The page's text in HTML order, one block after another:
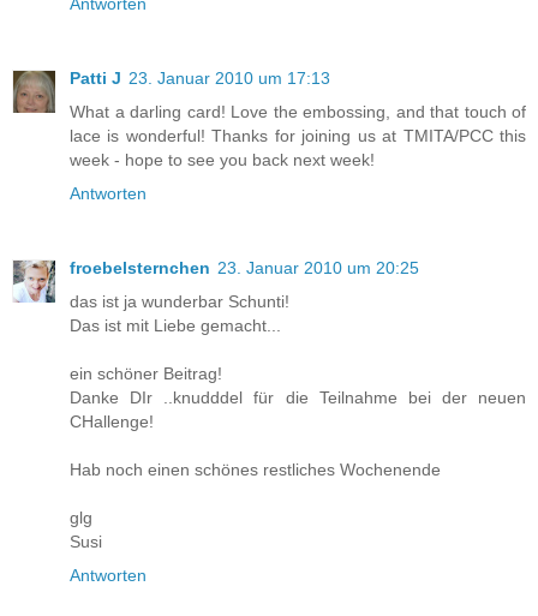
Patti J 23. Januar 2010 um 17:13
What a darling card! Love the embossing, and that touch of
lace is wonderful! Thanks for joining us at TMITA/PCC this
week - hope to see you back next week!
Antworten
froebelsternchen 23. Januar 2010 um 20:25
das ist ja wunderbar Schunti!
Das ist mit Liebe gemacht...
ein schöner Beitrag!
Danke DIr ..knudddel für die Teilnahme bei der neuen
CHallenge!
Hab noch einen schönes restliches Wochenende
glg
Susi
Antworten